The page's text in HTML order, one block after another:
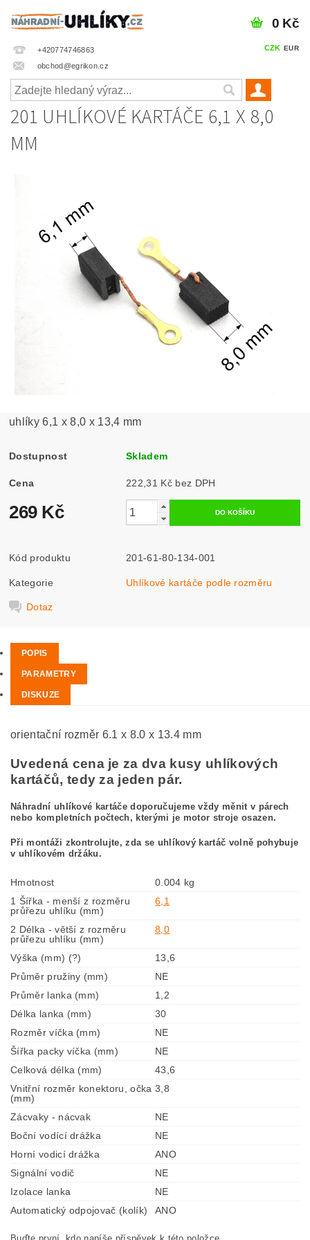
+420774746863
obchod@egrikon.cz
CZK EUR
0 Kč
201 UHLÍKOVÉ KARTÁČE 6,1 X 8,0
MM
uhlíky 6,1 x 8,0 x 13,4 mm
Dostupnost Skladem
Cena 222,31 Kč bez DPH
269 Kč
Kód produktu 201-61-80-134-001
Kategorie Uhlíkové kartáče podle rozměru
Dotaz
POPIS
PARAMETRY
DISKUZE
orientační rozměr 6.1 x 8.0 x 13.4 mm
Uvedená cena je za dva kusy uhlíkových
kartáčů, tedy za jeden pár.
Náhradní uhlíkové kartáče doporučujeme vždy měnit v párech
nebo kompletních počtech, kterými je motor stroje osazen.
Při montáži zkontrolujte, zda se uhlíkový kartáč volně pohybuje
v uhlíkovém držáku.
Hmotnost
0.004 kg
1 Šířka - menší z rozměru
průřezu uhlíku (mm)
6,1
2 Délka - větší z rozměru
průřezu uhlíku (mm)
8,0
Výška (mm) (?)
13,6
Průměr pružiny (mm)
NE
Průměr lanka (mm)
1,2
Délka lanka (mm)
30
Rozměr víčka (mm)
NE
Šířka packy víčka (mm)
NE
Celková délka (mm)
43,6
Vnitřní rozměr konektoru, očka
(mm)
3,8
Zácvaky - nácvak
NE
Boční vodící drážka
NE
Horní vodicí drážka
ANO
Signální vodič
NE
Izolace lanka
NE
Automatický odpojovač (kolík)
ANO